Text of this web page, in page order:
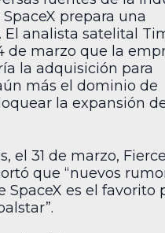
prepara una
El analista satelital
de marzo que la
la adquisición para
más el dominio de
la expansión
el 31 de marzo, Fierce
que “nuevos
SpaceX es el favorito